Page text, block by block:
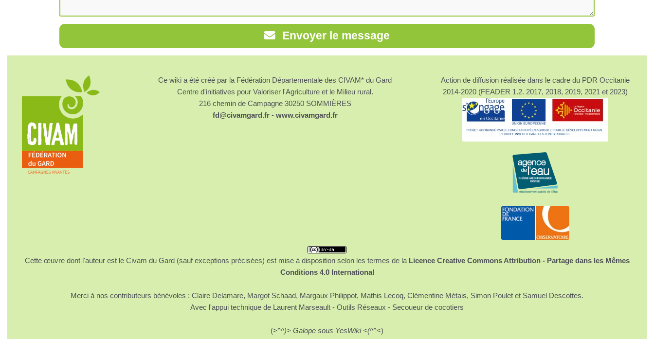
Envoyer le message
Ce wiki a été créé par la Fédération Départementale des CIVAM* du Gard
Centre d'initiatives pour Valoriser l'Agriculture et le Milieu rural.
216 chemin de Campagne 30250 SOMMIÈRES
fd@civamgard.fr- www.civamgard.fr
Action de diffusion réalisée dans le cadre du PDR Occitanie
2014-2020 (FEADER 1.2. 2017, 2018, 2019, 2021 et 2023)
Cette œuvre dont l'auteur est le Civam du Gard (sauf exceptions précisées) est mise à disposition selon les termes de la Licence Creative Commons Attribution - Partage dans les Mêmes
Conditions 4.0 International
Merci à nos contributeurs bénévoles : Claire Delamare, Margot Schaad, Margaux Philippot, Mathis Lecoq, Clémentine Métais, Simon Poulet et Samuel Descottes.
Avec l'appui technique de Laurent Marseault - Outils Réseaux - Secoueur de cocotiers
(>^^)> Galope sous YesWiki <(^^<)